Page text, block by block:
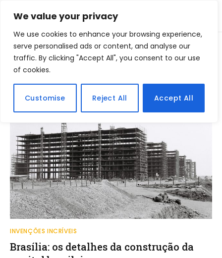
We value your privacy
We use cookies to enhance your browsing experience,
serve personalised ads or content, and analyse our
traffic. By clicking "Accept All", you consent to our use
of cookies.
Customise Reject All Accept All
Home » Posts Tagged "candangos"
BROWSING:
INVENÇÕES INCRÍVEIS
Brasília: os detalhes da construção da